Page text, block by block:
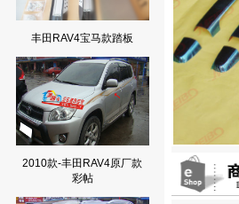
丰田RAV4宝马款踏板
2010款-丰田RAV4原厂款
彩帖